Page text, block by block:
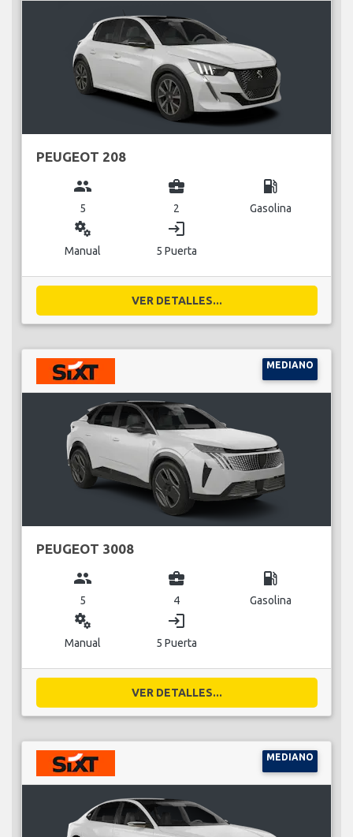
PEUGEOT 208
group
5
business_center
2
local_gas_station
Gasolina
miscellaneous_services
Manual
login
5 Puerta
VER DETALLES...
MEDIANO
PEUGEOT 3008
group
5
business_center
4
local_gas_station
Gasolina
miscellaneous_services
Manual
login
5 Puerta
VER DETALLES...
MEDIANO